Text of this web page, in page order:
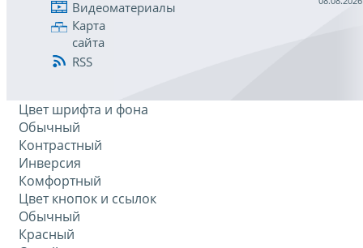
Видеоматериалы
Карта
сайта
RSS
Цвет шрифта и фона
Обычный
Контрастный
Инверсия
Комфортный
Цвет кнопок и ссылок
Обычный
Красный